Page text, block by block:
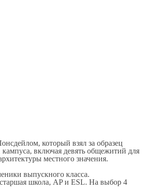
который взял за образец
включая девять общежитий для
местного значения.
выпускного класса.
школа, AP и ESL. На выбор 4